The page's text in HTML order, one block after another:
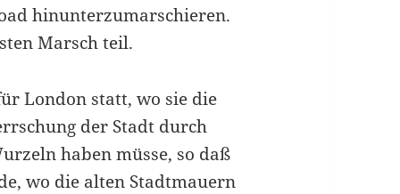
hinunterzumarschieren.
Marsch teil.
London statt, wo sie die
der Stadt durch
haben müsse, so daß
wo die alten Stadtmauern